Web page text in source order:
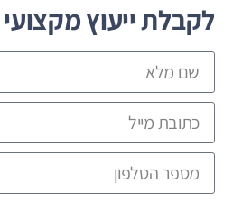
לקבלת ייעוץ